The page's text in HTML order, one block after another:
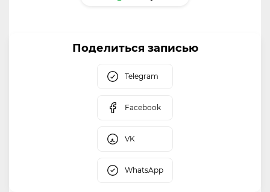
Поделиться записью
Telegram
Facebook
VK
WhatsApp